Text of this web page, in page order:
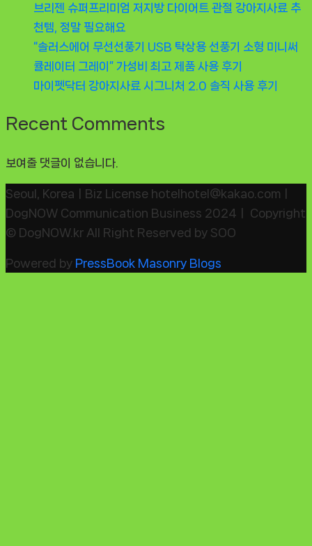
브리젠 슈퍼프리미엄 저지방 다이어트 관절 강아지사료 추
천템, 정말 필요해요
“솔러스에어 무선선풍기 USB 탁상용 선풍기 소형 미니써
큘레이터 그레이” 가성비 최고 제품 사용 후기
마이펫닥터 강아지사료 시그니처 2.0 솔직 사용 후기
Recent Comments
보여줄 댓글이 없습니다.
Seoul, KoreaㅣBiz License hotelhotel@kakao.comㅣ
DogNOW Communication Business 2024ㅣ Copyright
© DogNOW.kr All Right Reserved by SOO
Powered by PressBook Masonry Blogs